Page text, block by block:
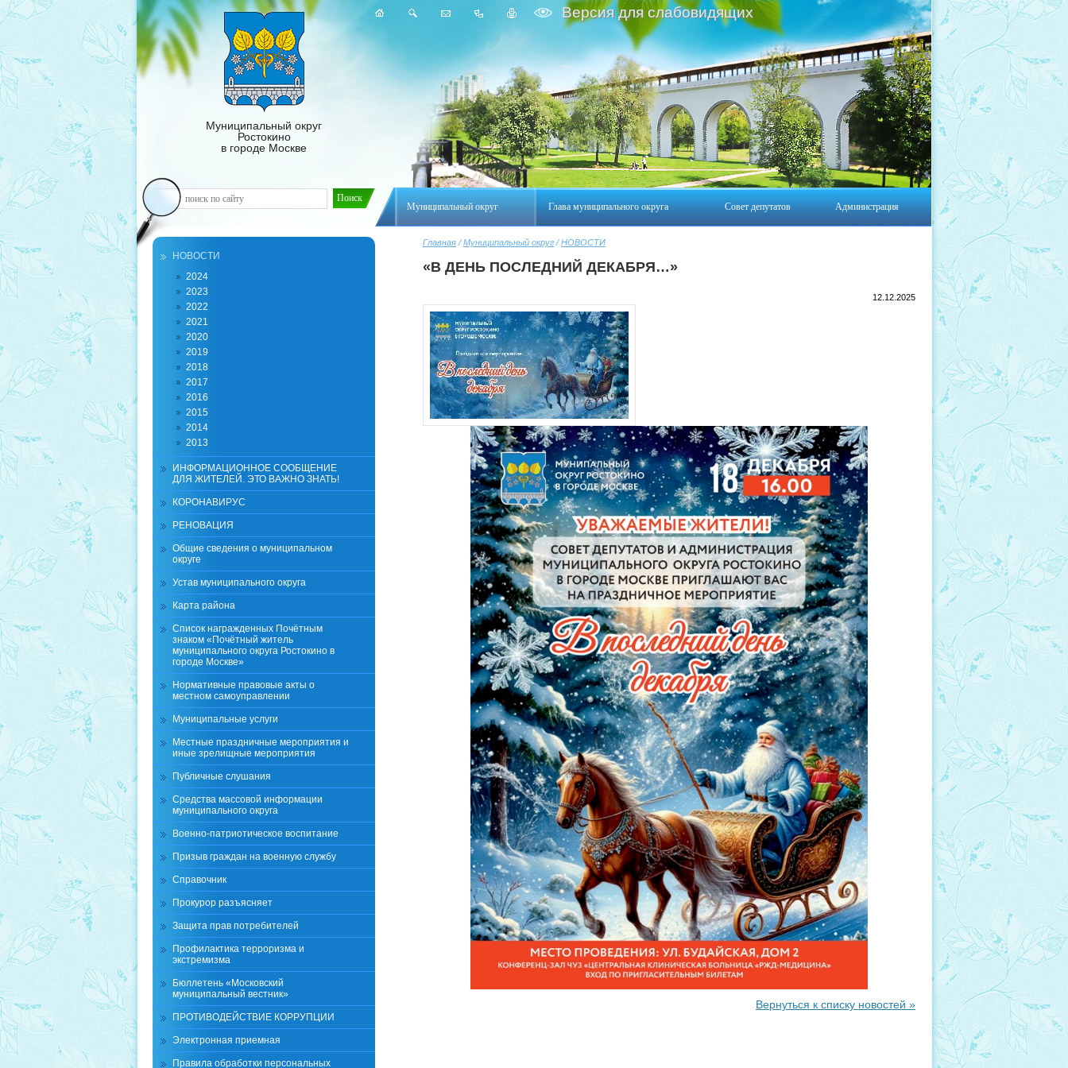
Муниципальный округ Глава муниципального округа Совет депутатов Администрация
Муниципальный округ
Ростокино
в городе Москве
Версия для слабовидящих
Главная /Муниципальный округ /НОВОСТИ
«В ДЕНЬ ПОСЛЕДНИЙ ДЕКАБРЯ…»
12.12.2025
Вернуться к списку новостей »
НОВОСТИ
2024
2023
2022
2021
2020
2019
2018
2017
2016
2015
2014
2013
ИНФОРМАЦИОННОЕ СООБЩЕНИЕ
ДЛЯ ЖИТЕЛЕЙ. ЭТО ВАЖНО ЗНАТЬ!
КОРОНАВИРУС
РЕНОВАЦИЯ
Общие сведения о муниципальном
округе
Устав муниципального округа
Карта района
Список награжденных Почётным
знаком «Почётный житель
муниципального округа Ростокино в
городе Москве»
Нормативные правовые акты о
местном самоуправлении
Муниципальные услуги
Местные праздничные мероприятия и
иные зрелищные мероприятия
Публичные слушания
Средства массовой информации
муниципального округа
Военно-патриотическое воспитание
Призыв граждан на военную службу
Справочник
Прокурор разъясняет
Защита прав потребителей
Профилактика терроризма и
экстремизма
Бюллетень «Московский
муниципальный вестник»
ПРОТИВОДЕЙСТВИЕ КОРРУПЦИИ
Электронная приемная
Правила обработки персональных